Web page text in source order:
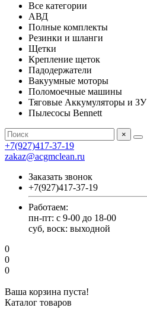
Все категории
АВД
Полные комплекты
Резинки и шланги
Щетки
Крепление щеток
Падодержатели
Вакуумные моторы
Поломоечные машины
Тяговые Аккумуляторы и ЗУ
Пылесосы Bennett
×
+7(927)417-37-19
zakaz@acgmclean.ru
Заказать звонок
+7(927)417-37-19
Работаем:
пн-пт: с 9-00 до 18-00
суб, воск: выходной
0
0
0
Ваша корзина пуста!
Каталог товаров